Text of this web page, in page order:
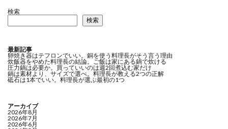
e
b
o
o
k
to
d
n
ai
l
検索
検索
最新記事
卵焼き器はテフロンでいい。銅を使う料理長がそう言う理由
炊飯器をやめた料理長の結論。ご飯は家にある鍋で炊ける
圧力鍋は必要か。買っていいのは週2回煮込む家だけ
鍋は素材より、サイズで選べ。料理長が教える2つの正解
砥石は1本でいい。料理長が選ぶ最初の1つ
アーカイブ
2026年8月
2026年7月
2026年6月